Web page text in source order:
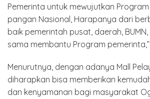
Pemerinta untuk mewujutkan
pangan Nasional, Harapanya dari
baik pemerintah pusat, daerah,
sama membantu Program
Menurutnya, dengan adanya Mall
diharapkan bisa memberikan
dan kenyamanan bagi masyarakat